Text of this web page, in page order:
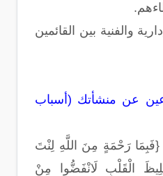
والفنية بين القائمين
عن منشأتك (أسباب
رَحْمَةٍ مِنَ اللَّهِ لِنْتَ
الْقَلْبِ لَانْفَضُّوا مِنْ